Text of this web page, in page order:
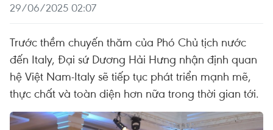
29/06/2025 02:07
Trước thềm chuyến thăm của Phó Chủ tịch nước
đến Italy, Đại sứ Dương Hải Hưng nhận định quan
hệ Việt Nam-Italy sẽ tiếp tục phát triển mạnh mẽ,
thực chất và toàn diện hơn nữa trong thời gian tới.